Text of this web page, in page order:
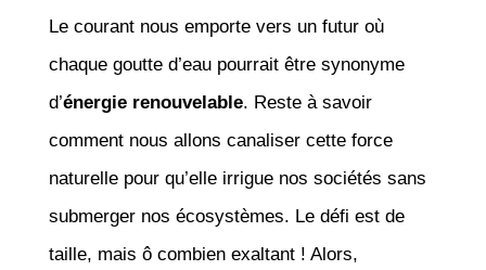
Le courant nous emporte vers un futur où
chaque goutte d’eau pourrait être synonyme
d’énergie renouvelable. Reste à savoir
comment nous allons canaliser cette force
naturelle pour qu’elle irrigue nos sociétés sans
submerger nos écosystèmes. Le défi est de
taille, mais ô combien exaltant ! Alors,